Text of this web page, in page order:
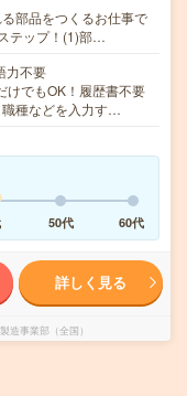
部品をつくるお仕事で
テップ！(1)部…
力不要
でもOK！履歴書不要
種などを入力す…
50代 60代
詳しく見る
事業部（全国）